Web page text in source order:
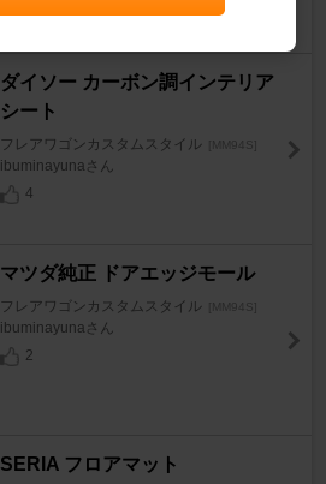
ダイソー カーボン調インテリア
シート
フレアワゴンカスタムスタイル
ibuminayunaさん
4
マツダ純正 ドアエッジモール
フレアワゴンカスタムスタイル
ibuminayunaさん
2
SERIA フロアマット